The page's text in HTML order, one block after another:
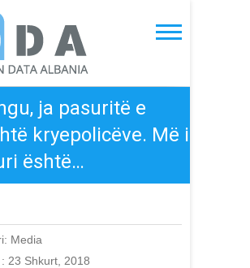
Data Albania
ja pasuritë e
kryepolicëve. Më i
është…
Media
23 Shkurt, 2018